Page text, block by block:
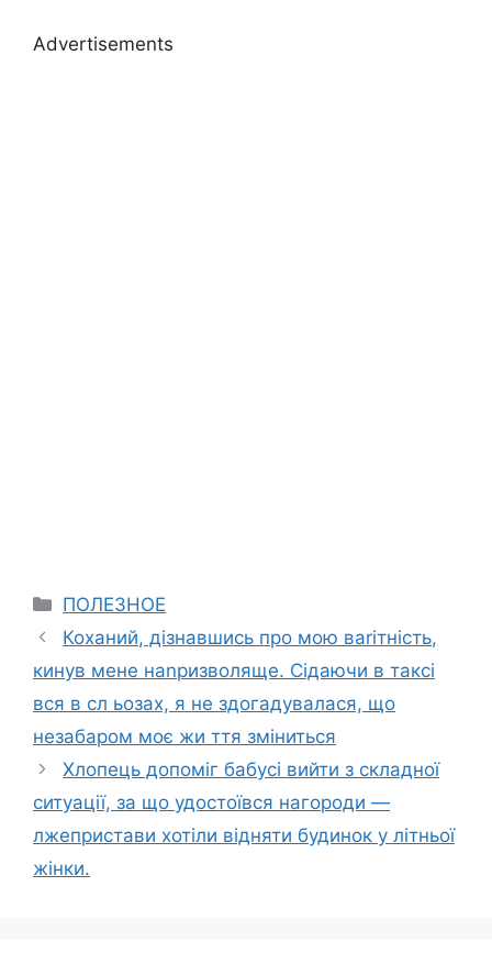
Advertisements
Categories
ПОЛЕЗНОЕ
Коханий, дізнавшись про мою ваrітність,
кинув мене наnризволяще. Сідаючи в таксі
вся в сл ьозах, я не здогадувалася, що
незабаром моє жи ття зміниться
Хлопець допоміг бабусі вийти з складної
ситуації, за що удостоївся нагороди —
лжепристави хотіли відняти будинок у літньої
жінки.